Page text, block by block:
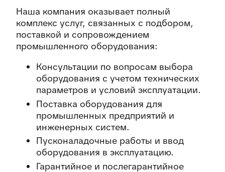
Наша компания оказывает полный
комплекс услуг, связанных с подбором,
поставкой и сопровождением
промышленного оборудования:
Консультации по вопросам выбора
оборудования с учетом технических
параметров и условий эксплуатации.
Поставка оборудования для
промышленных предприятий и
инженерных систем.
Пусконаладочные работы и ввод
оборудования в эксплуатацию.
Гарантийное и послегарантийное